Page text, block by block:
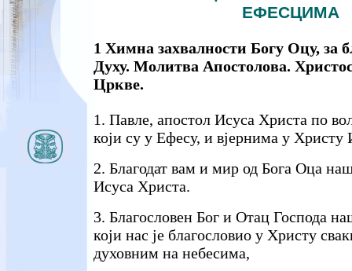
ЕФЕСЦИМА
1 Химна захвалности Богу Оцу, за
Духу. Молитва Апостолова.
Цркве.
1. Павле, апостол Исуса Христа по
који су у Ефесу, и вјернима у Христу
2. Благодат вам и мир од Бога Оца
Исуса Христа.
3. Благословен Бог и Отац Господа
који нас је благословио у Христу
духовним на небесима,